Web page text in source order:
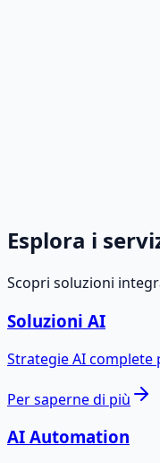
Esplora i
Scopri soluzioni
Soluzioni AI
Strategie AI complete
Per saperne di più
AI Automation